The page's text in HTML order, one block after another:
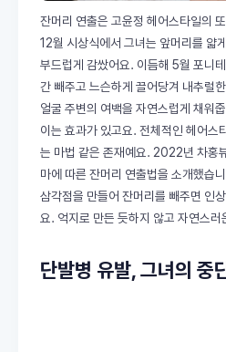
잔머리 연출은 고윤정 헤어스타일의
12월 시상식에서 그녀는 앞머리를 얇
부드럽게 감쌌어요. 이듬해 5월 포니
간 빼주고 느슨하게 끌어당겨 내추럴
얼굴 주변의 여백을 자연스럽게 채워
이는 효과가 있고요. 전체적인 헤어스
는 마법 같은 존재예요. 2022년 차홍
마에 따른 잔머리 연출법을 소개했습
삼각점을 만들어 잔머리를 빼주면 인
요. 억지로 만든 듯하지 않고 자연스러
단발병 유발, 그녀의 중